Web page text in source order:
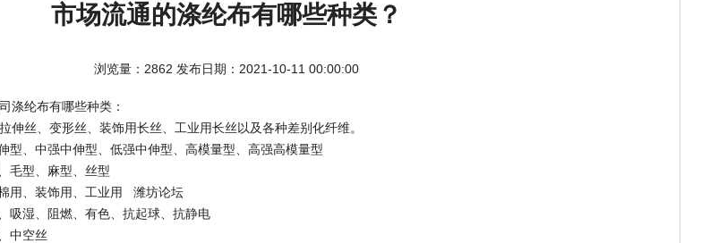
市场流通的涤纶布有哪些种类？
浏览量：2862 发布日期：2021-10-11 00:00:00
涤纶布有哪些种类：
伸丝、变形丝、装饰用长丝、工业用长丝以及各种差别化纤维。
型、中强中伸型、低强中伸型、高模量型、高强高模量型
毛型、麻型、丝型
用、装饰用、工业用 潍坊论坛
吸湿、阻燃、有色、抗起球、抗静电
中空丝